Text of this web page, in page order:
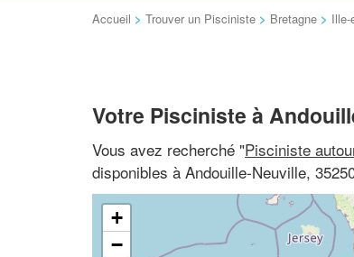
Accueil > Trouver un Pisciniste > Bretagne > Ille-
Votre Pisciniste à
Vous avez recherché "Pisciniste
disponibles à Andouille-Neuville,
+
−